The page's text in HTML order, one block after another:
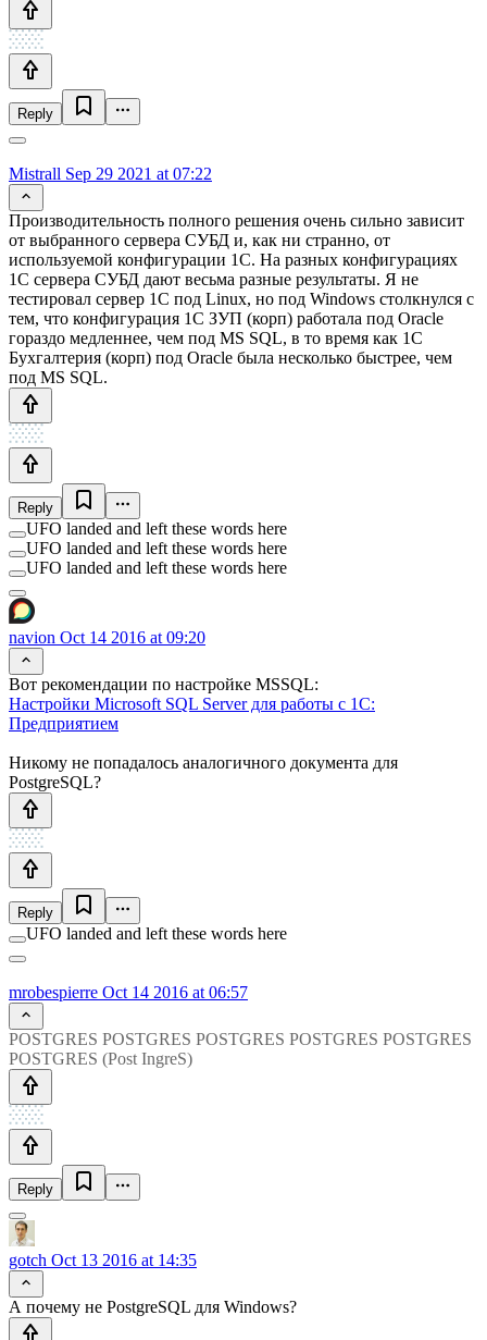
Reply
Mistrall Sep 29 2021 at 07:22
Производительность полного решения очень сильно зависит
от выбранного сервера СУБД и, как ни странно, от
используемой конфигурации 1С. На разных конфигурациях
1С сервера СУБД дают весьма разные результаты. Я не
тестировал сервер 1С под Linux, но под Windows столкнулся с
тем, что конфигурация 1С ЗУП (корп) работала под Oracle
гораздо медленнее, чем под MS SQL, в то время как 1С
Бухгалтерия (корп) под Oracle была несколько быстрее, чем
под MS SQL.
Reply
UFO landed and left these words here
UFO landed and left these words here
UFO landed and left these words here
navion Oct 14 2016 at 09:20
Вот рекомендации по настройке MSSQL:
Настройки Microsoft SQL Server для работы с 1С:
Предприятием
Никому не попадалось аналогичного документа для
PostgreSQL?
Reply
UFO landed and left these words here
mrobespierre Oct 14 2016 at 06:57
POSTGRES POSTGRES POSTGRES POSTGRES POSTGRES
POSTGRES (Post IngreS)
Reply
gotch Oct 13 2016 at 14:35
А почему не PostgreSQL для Windows?